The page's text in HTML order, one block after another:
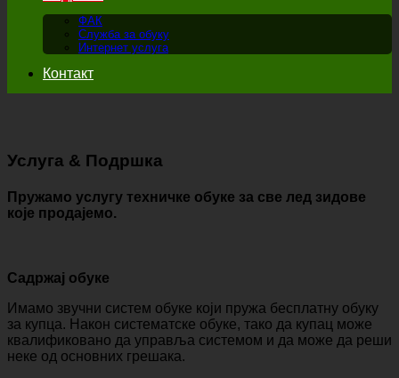
ФАК
Служба за обуку
Интернет услуга
Контакт
Услуга & Подршка
Пружамо услугу техничке обуке за све лед зидове
које продајемо.
Садржај обуке
Имамо звучни систем обуке који пружа бесплатну обуку
за купца. Након систематске обуке, тако да купац може
квалификовано да управља системом и да може да реши
неке од основних грешака.